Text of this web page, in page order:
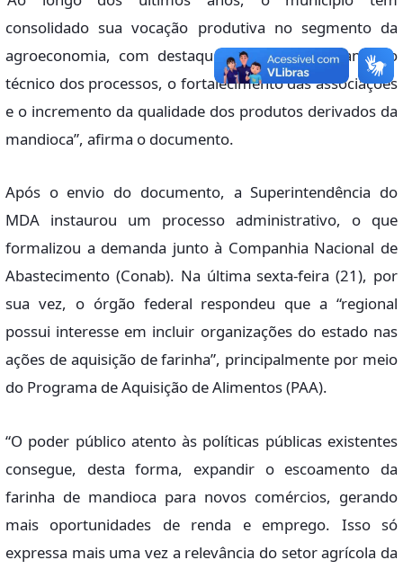
consolidado sua vocação produtiva no segmento da
agroeconomia, com destaque para o aprimoramento
técnico dos processos, o fortalecimento das associações
e o incremento da qualidade dos produtos derivados da
mandioca”, afirma o documento.
Após o envio do documento, a Superintendência do
MDA instaurou um processo administrativo, o que
formalizou a demanda junto à Companhia Nacional de
Abastecimento (Conab). Na última sexta-feira (21), por
sua vez, o órgão federal respondeu que a “regional
possui interesse em incluir organizações do estado nas
ações de aquisição de farinha”, principalmente por meio
do Programa de Aquisição de Alimentos (PAA).
“O poder público atento às políticas públicas existentes
consegue, desta forma, expandir o escoamento da
farinha de mandioca para novos comércios, gerando
mais oportunidades de renda e emprego. Isso só
expressa mais uma vez a relevância do setor agrícola da